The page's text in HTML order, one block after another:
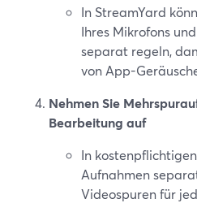
In StreamYard
Ihres Mikrofons
separat regeln,
von App-
Nehmen Sie
Bearbeitung auf
In
Aufnahmen
Videospuren für